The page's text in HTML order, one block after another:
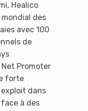
Healico
mondial des
avec 100
de
Promoter
forte
dans
à des